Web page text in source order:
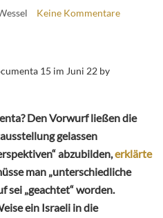
Keine Kommentare
15 im Juni 22 by
Den Vorwurf ließen die
gelassen
abzubilden,erklärte
man „unterschiedliche
sei „geachtet“ worden.
ein Israeli in die